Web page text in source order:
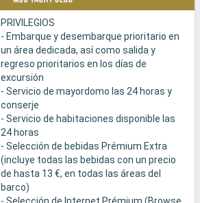
PRIVILEGIOS
- Embarque y desembarque prioritario en
un área dedicada, así como salida y
regreso prioritarios en los días de
excursión
- Servicio de mayordomo las 24 horas y
conserje
- Servicio de habitaciones disponible las
24 horas
- Selección de bebidas Prémium Extra
(incluye todas las bebidas con un precio
de hasta 13 €, en todas las áreas del
barco)
- Selección de Internet Prémium (Browse